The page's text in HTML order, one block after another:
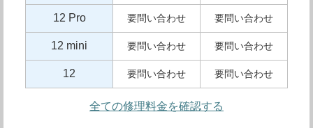
12 Pro 要問い合わせ 要問い合わせ
12 mini 要問い合わせ 要問い合わせ
12 要問い合わせ 要問い合わせ
全ての修理料金を確認する